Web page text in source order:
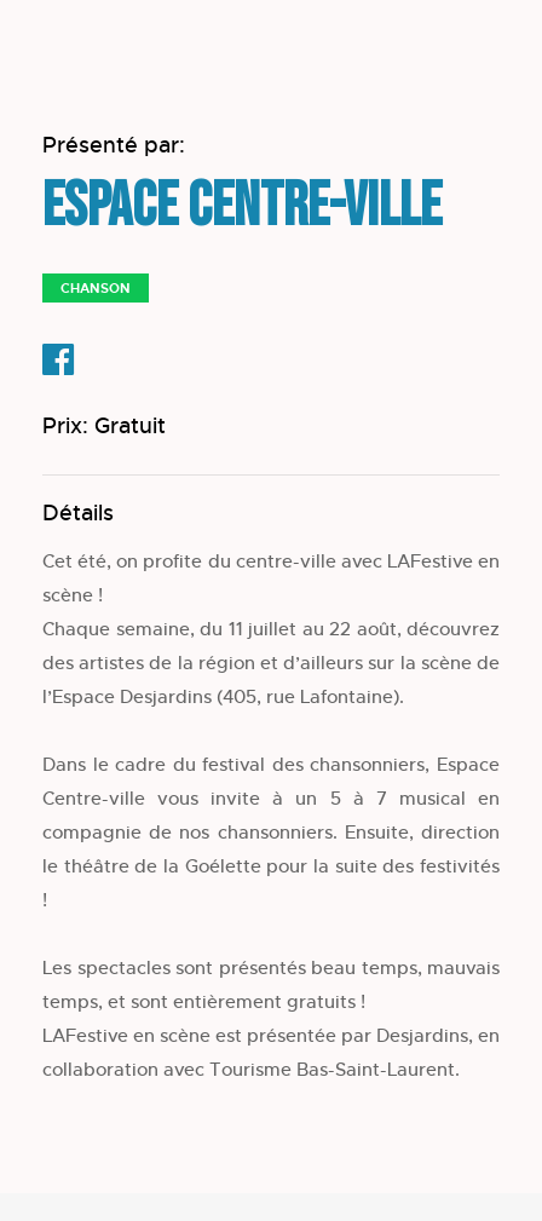
Présenté par:
Espace Centre-ville
CHANSON
Prix: Gratuit
Détails
Cet été, on profite du centre-ville avec LAFestive en
scène !
Chaque semaine, du 11 juillet au 22 août, découvrez
des artistes de la région et d’ailleurs sur la scène de
l’Espace Desjardins (405, rue Lafontaine).
Dans le cadre du festival des chansonniers, Espace
Centre-ville vous invite à un 5 à 7 musical en
compagnie de nos chansonniers. Ensuite, direction
le théâtre de la Goélette pour la suite des festivités
!
Les spectacles sont présentés beau temps, mauvais
temps, et sont entièrement gratuits !
LAFestive en scène est présentée par Desjardins, en
collaboration avec Tourisme Bas-Saint-Laurent.